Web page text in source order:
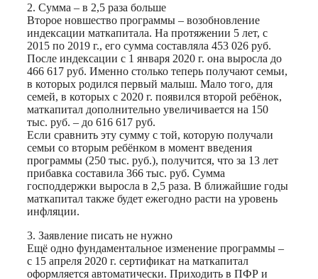
2. Сумма – в 2,5 раза больше
Второе новшество программы – возобновление
индексации маткапитала. На протяжении 5 лет, с
2015 по 2019 г., его сумма составляла 453 026 руб.
После индексации с 1 января 2020 г. она выросла до
466 617 руб. Именно столько теперь получают семьи,
в которых родился первый малыш. Мало того, для
семей, в которых с 2020 г. появился второй ребёнок,
маткапитал дополнительно увеличивается на 150
тыс. руб. – до 616 617 руб.
Если сравнить эту сумму с той, которую получали
семьи со вторым ребёнком в момент введения
программы (250 тыс. руб.), получится, что за 13 лет
прибавка составила 366 тыс. руб. Сумма
господдержки выросла в 2,5 раза. В ближайшие годы
маткапитал также будет ежегодно расти на уровень
инфляции.
3. Заявление писать не нужно
Ещё одно фундаментальное изменение программы –
с 15 апреля 2020 г. сертификат на маткапитал
оформляется авто­матически. Приходить в ПФР и